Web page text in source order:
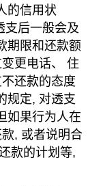
的信用状
支后一般会及
期限和还款额
更电话、 住
还款的态度
规定, 对透支
如果行为人在
, 或者说明合
款的计划等,